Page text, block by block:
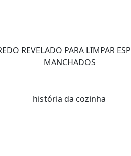
REVELADO PARA LIMPAR
MANCHADOS
história da cozinha